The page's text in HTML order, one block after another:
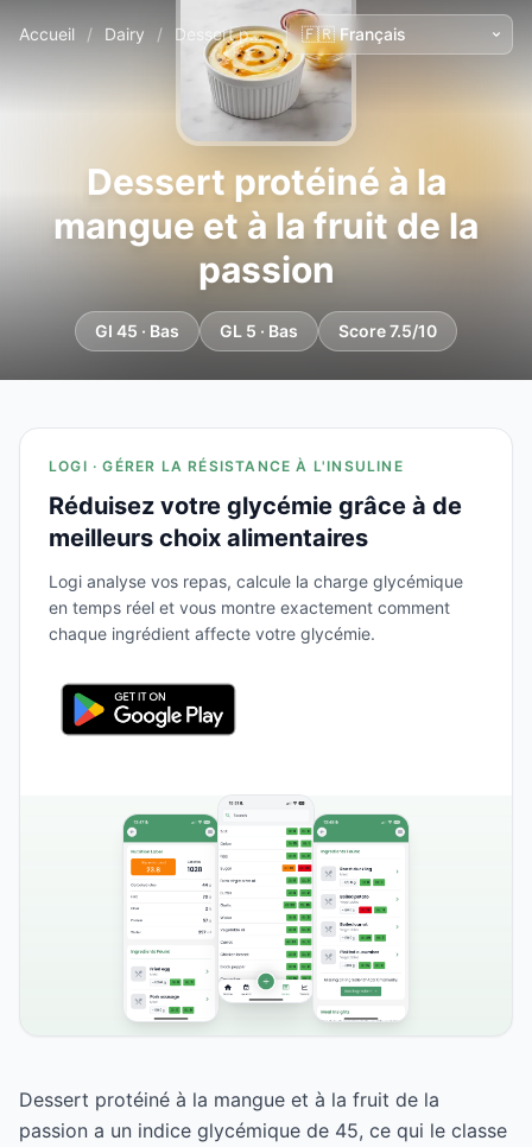
Accueil / Dairy / Dessert protéiné à la mangue et à la fruit de la passion
Dessert protéiné à la
mangue et à la fruit de la
passion
GI 45 · Bas GL 5 · Bas Score 7.5/10
LOGI · GÉRER LA RÉSISTANCE À L'INSULINE
Réduisez votre glycémie grâce à de
meilleurs choix alimentaires
Logi analyse vos repas, calcule la charge glycémique
en temps réel et vous montre exactement comment
chaque ingrédient affecte votre glycémie.
Dessert protéiné à la mangue et à la fruit de la
passion a un indice glycémique de 45, ce qui le classe